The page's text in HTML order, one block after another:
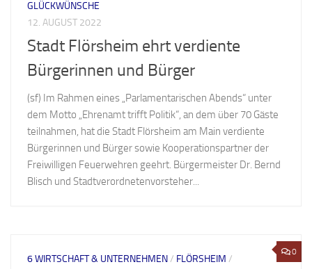
GLÜCKWÜNSCHE
12. AUGUST 2022
Stadt Flörsheim ehrt verdiente
Bürgerinnen und Bürger
(sf) Im Rahmen eines „Parlamentarischen Abends“ unter
dem Motto „Ehrenamt trifft Politik“, an dem über 70 Gäste
teilnahmen, hat die Stadt Flörsheim am Main verdiente
Bürgerinnen und Bürger sowie Kooperationspartner der
Freiwilligen Feuerwehren geehrt. Bürgermeister Dr. Bernd
Blisch und Stadtverordnetenvorsteher...
0
6 WIRTSCHAFT & UNTERNEHMEN/ FLÖRSHEIM /